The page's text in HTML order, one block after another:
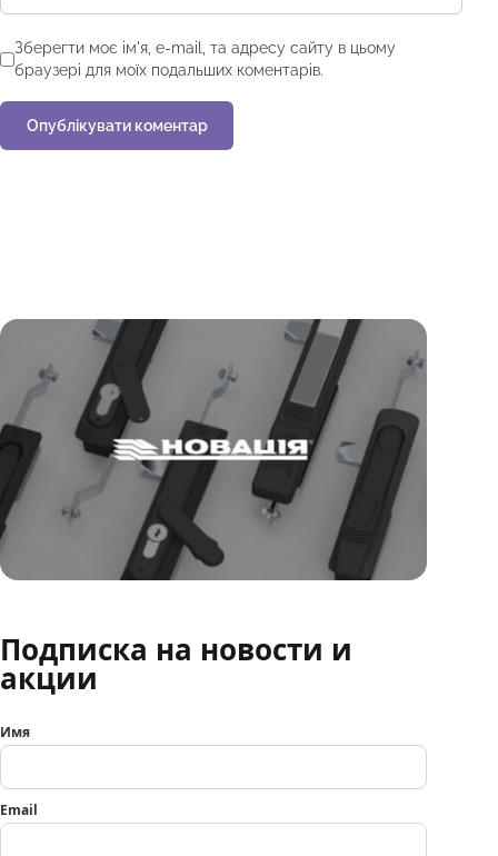
Зберегти моє ім'я, e-mail, та адресу сайту в цьому
браузері для моїх подальших коментарів.
Подписка на новости и
акции
Имя
Email